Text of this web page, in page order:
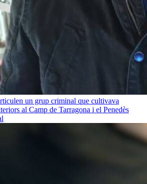
un grup criminal que cultivava
al Camp de Tarragona i el Penedès